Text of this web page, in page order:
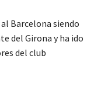
Barcelona siendo
del Girona y ha ido
del club